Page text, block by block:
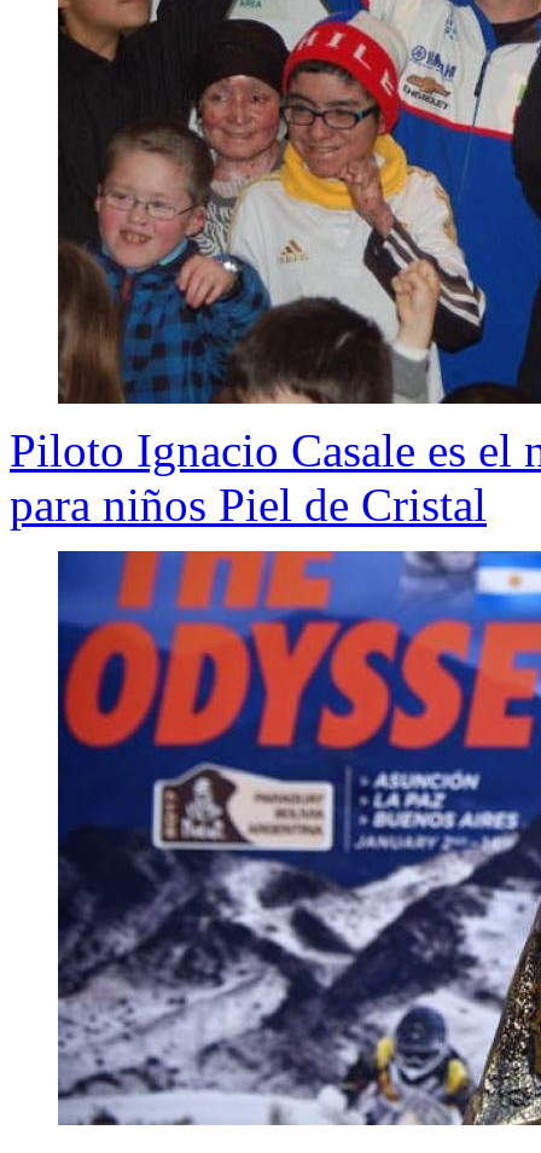
Piloto Ignacio Casale es el
para niños Piel de Cristal